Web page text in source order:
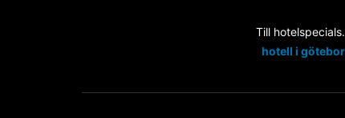
Till
hotell i